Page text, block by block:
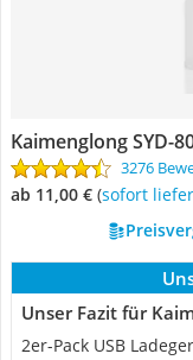
Kaimenglong SYD-
3276
ab 11,00 € ( Sofort
Unser Fazit für
2er-Pack USB